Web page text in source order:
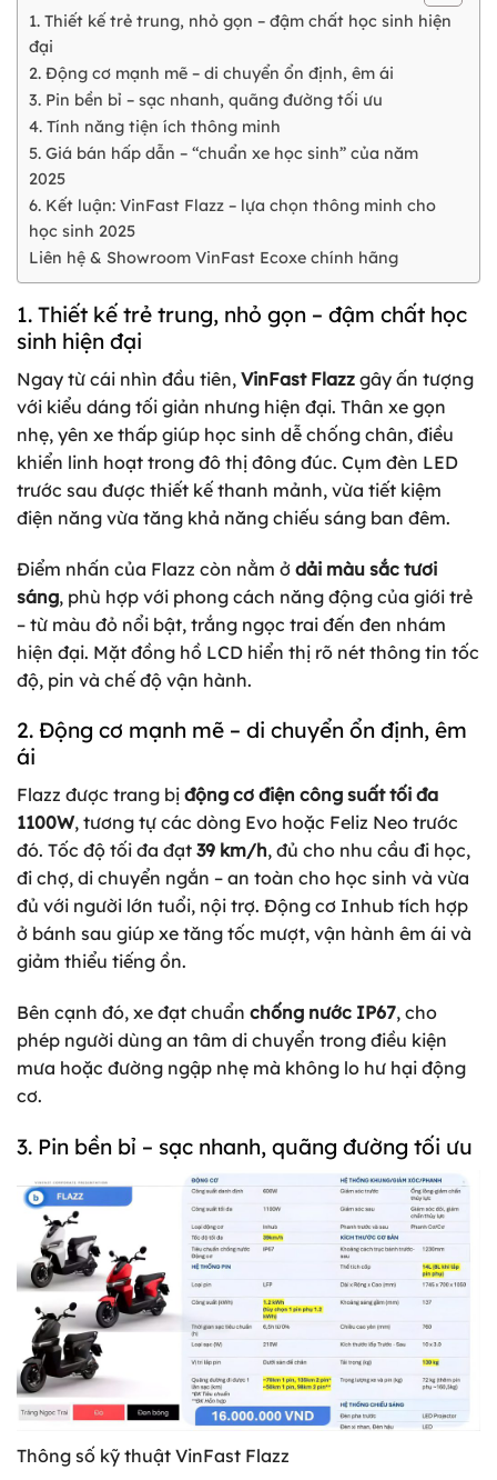
1. Thiết kế trẻ trung, nhỏ gọn – đậm chất học sinh hiện
đại
2. Động cơ mạnh mẽ – di chuyển ổn định, êm ái
3. Pin bền bỉ – sạc nhanh, quãng đường tối ưu
4. Tính năng tiện ích thông minh
5. Giá bán hấp dẫn – “chuẩn xe học sinh” của năm
2025
6. Kết luận: VinFast Flazz – lựa chọn thông minh cho
học sinh 2025
Liên hệ & Showroom VinFast Ecoxe chính hãng
1. Thiết kế trẻ trung, nhỏ gọn – đậm chất học
sinh hiện đại
Ngay từ cái nhìn đầu tiên, VinFast Flazz gây ấn tượng
với kiểu dáng tối giản nhưng hiện đại. Thân xe gọn
nhẹ, yên xe thấp giúp học sinh dễ chống chân, điều
khiển linh hoạt trong đô thị đông đúc. Cụm đèn LED
trước sau được thiết kế thanh mảnh, vừa tiết kiệm
điện năng vừa tăng khả năng chiếu sáng ban đêm.
Điểm nhấn của Flazz còn nằm ở dải màu sắc tươi
sáng, phù hợp với phong cách năng động của giới trẻ
– từ màu đỏ nổi bật, trắng ngọc trai đến đen nhám
hiện đại. Mặt đồng hồ LCD hiển thị rõ nét thông tin tốc
độ, pin và chế độ vận hành.
2. Động cơ mạnh mẽ – di chuyển ổn định, êm
ái
Flazz được trang bị động cơ điện công suất tối đa
1100W, tương tự các dòng Evo hoặc Feliz Neo trước
đó. Tốc độ tối đa đạt 39 km/h, đủ cho nhu cầu đi học,
đi chợ, di chuyển ngắn – an toàn cho học sinh và vừa
đủ với người lớn tuổi, nội trợ. Động cơ Inhub tích hợp
ở bánh sau giúp xe tăng tốc mượt, vận hành êm ái và
giảm thiểu tiếng ồn.
Bên cạnh đó, xe đạt chuẩn chống nước IP67, cho
phép người dùng an tâm di chuyển trong điều kiện
mưa hoặc đường ngập nhẹ mà không lo hư hại động
cơ.
3. Pin bền bỉ – sạc nhanh, quãng đường tối ưu
Thông số kỹ thuật VinFast Flazz